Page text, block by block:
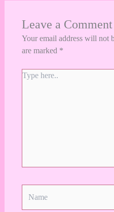
Leave a Comment
Your email address will not
are marked *
Type